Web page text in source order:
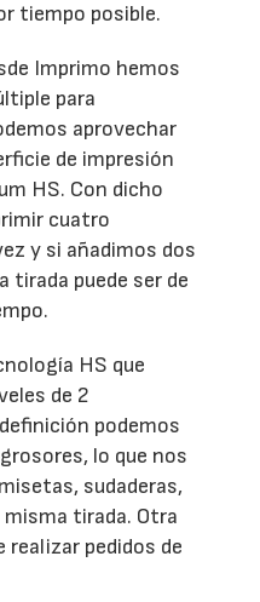
tiempo posible.
Imprimo hemos
para
aprovechar
de impresión
HS. Con dicho
cuatro
y si añadimos dos
tirada puede ser de
HS que
de 2
podemos
lo que nos
sudaderas,
tirada. Otra
realizar pedidos de